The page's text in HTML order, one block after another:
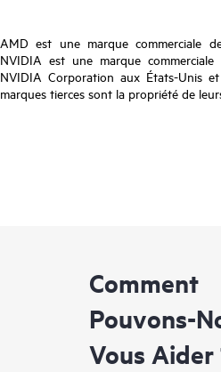
AMD est une marque commerciale
NVIDIA est une marque
NVIDIA Corporation aux États-Unis
marques tierces sont la propriété de
Comment
Pouvons-
Vous Aider